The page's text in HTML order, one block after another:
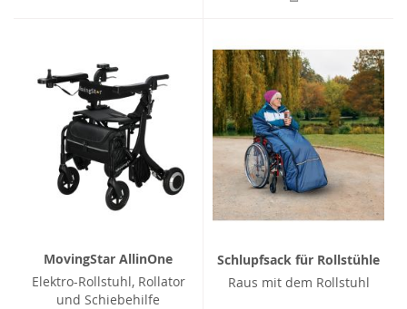
MovingStar AllinOne
Elektro-Rollstuhl, Rollator
und Schiebehilfe
Schlupfsack für Rollstühle
Raus mit dem Rollstuhl